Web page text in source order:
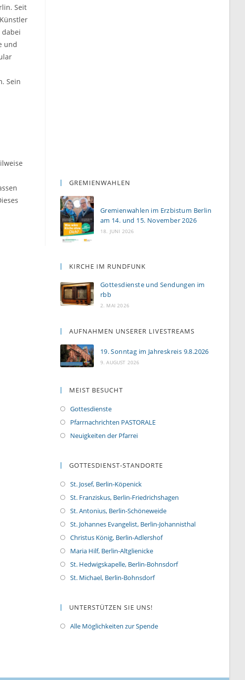
Seit
dabei
und
Sein
GREMIENWAHLEN
Gremienwahlen im Erzbistum Berlin
am 14. und 15. November 2026
18. JUNI 2026
KIRCHE IM RUNDFUNK
Gottesdienste und Sendungen im
rbb
2. MAI 2026
AUFNAHMEN UNSERER LIVESTREAMS
19. Sonntag im Jahreskreis 9.8.2026
9. AUGUST 2026
MEIST BESUCHT
Gottesdienste
Pfarrnachrichten PASTORALE
Neuigkeiten der Pfarrei
GOTTESDIENST-STANDORTE
St. Josef, Berlin-Köpenick
St. Franziskus, Berlin-Friedrichshagen
St. Antonius, Berlin-Schöneweide
St. Johannes Evangelist, Berlin-Johannisthal
Christus König, Berlin-Adlershof
Maria Hilf, Berlin-Altglienicke
St. Hedwigskapelle, Berlin-Bohnsdorf
St. Michael, Berlin-Bohnsdorf
UNTERSTÜTZEN SIE UNS!
Alle Möglichkeiten zur Spende